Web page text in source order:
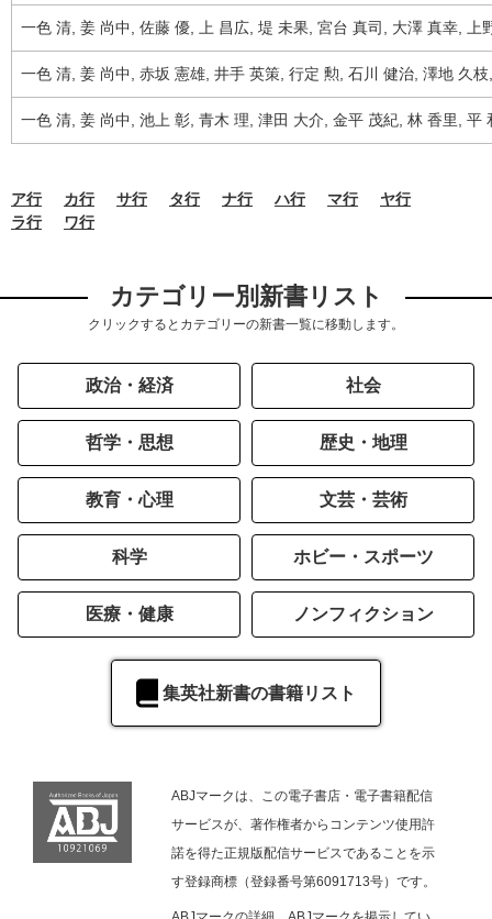
一色 清, 姜 尚中, 佐藤 優, 上 昌広, 堤 未果, 宮台 真司, 大澤 真幸, 上
一色 清, 姜 尚中, 赤坂 憲雄, 井手 英策, 行定 勲, 石川 健治, 澤地 久
一色 清, 姜 尚中, 池上 彰, 青木 理, 津田 大介, 金平 茂紀, 林 香里, 平
ア行 カ行 サ行 タ行 ナ行 ハ行 マ行
ヤ行
ラ行
ワ行
カテゴリー別新書リスト
クリックするとカテゴリーの新書一覧に移動します。
政治・経済 社会
哲学・思想 歴史・地理
教育・心理 文芸・芸術
科学 ホビー・スポーツ
医療・健康 ノンフィクション
集英社新書の書籍リスト
ABJマークは、この電子書店・電子書籍配信
サービスが、著作権者からコンテンツ使用許
諾を得た正規版配信サービスであることを示
す登録商標（登録番号第6091713号）です。